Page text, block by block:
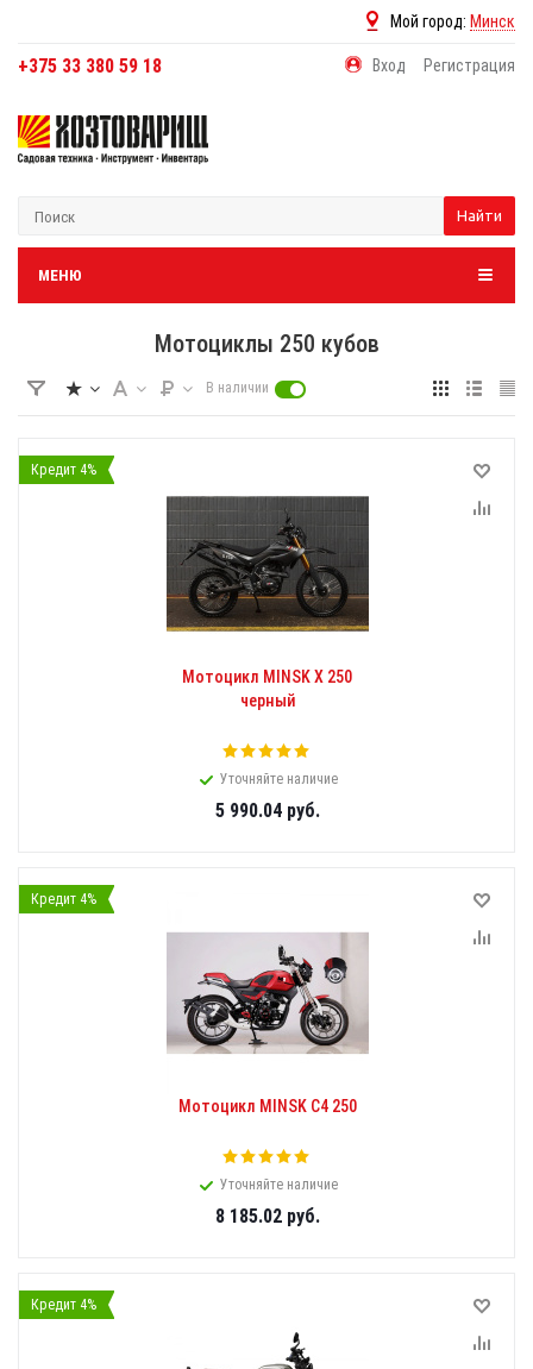
Мой город: Минск
+375 33 380 59 18 Вход Регистрация
Найти
МЕНЮ
Мотоциклы 250 кубов
В наличии
Кредит 4%
Мотоцикл MINSK X 250
черный
Уточняйте наличие
5 990.04руб.
Кредит 4%
Мотоцикл MINSK С4 250
Уточняйте наличие
8 185.02руб.
Кредит 4%